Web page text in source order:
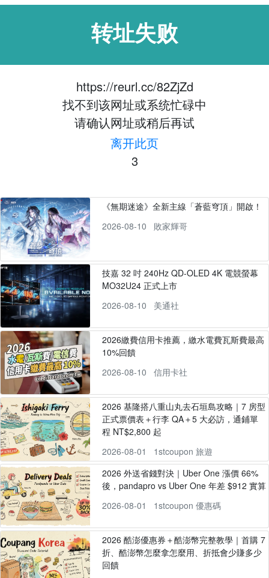
转址失败
https://reurl.cc/82ZjZd
找不到该网址或系统忙碌中
请确认网址或稍后再试
离开此页
3
《無期迷途》全新主線「蒼藍穹頂」開啟！
2026-08-10
敗家輝哥
技嘉 32 吋 240Hz QD-OLED 4K 電競螢幕
MO32U24 正式上市
2026-08-10
美通社
2026繳費信用卡推薦，繳水電費瓦斯費最高
10%回饋
2026-08-10
信用卡社
2026 基隆搭八重山丸去石垣島攻略｜7 房型
正式票價表＋行李 QA＋5 大必訪，通鋪單
程 NT$2,800 起
2026-08-01
1stcoupon 旅遊
2026 外送省錢對決｜Uber One 漲價 66%
後，pandapro vs Uber One 年差 $912 實算
2026-08-01
1stcoupon 優惠碼
2026 酷澎優惠券＋酷澎幣完整教學｜首購 7
折、酷澎幣怎麼拿怎麼用、折抵會少賺多少
回饋